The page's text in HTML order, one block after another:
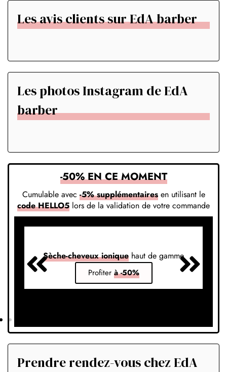
Les avis clients sur EdA barber
Les photos Instagram de EdA
barber
-50% EN CE MOMENT
Cumulable avec -5% supplémentairesen utilisant le
code HELLO5 lors de la validation de votre commande
Sèche-cheveux ionique haut de gamme
Profiter à -50%
Prendre rendez-vous chez EdA